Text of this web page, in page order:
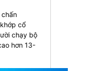
cổ
chạy bộ
hơn 13-